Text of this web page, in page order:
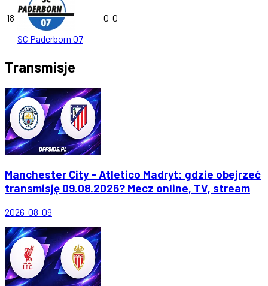
18
SC Paderborn 07
0 0
Transmisje
Manchester City - Atletico Madryt: gdzie obejrzeć
transmisję 09.08.2026? Mecz online, TV, stream
2026-08-09